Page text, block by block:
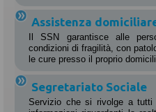
Assistenza
Il SSN garantisce alle
condizioni di fragilità, con
le cure presso il proprio
Segretariato Sociale
Servizio che si rivolge a